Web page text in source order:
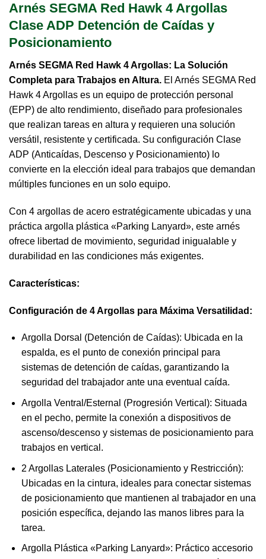
Arnés SEGMA Red Hawk 4 Argollas
Clase ADP Detención de Caídas y
Posicionamiento
Arnés SEGMA Red Hawk 4 Argollas: La Solución
Completa para Trabajos en Altura. El Arnés SEGMA Red
Hawk 4 Argollas es un equipo de protección personal
(EPP) de alto rendimiento, diseñado para profesionales
que realizan tareas en altura y requieren una solución
versátil, resistente y certificada. Su configuración Clase
ADP (Anticaídas, Descenso y Posicionamiento) lo
convierte en la elección ideal para trabajos que demandan
múltiples funciones en un solo equipo.
Con 4 argollas de acero estratégicamente ubicadas y una
práctica argolla plástica «Parking Lanyard», este arnés
ofrece libertad de movimiento, seguridad inigualable y
durabilidad en las condiciones más exigentes.
Características:
Configuración de 4 Argollas para Máxima Versatilidad:
Argolla Dorsal (Detención de Caídas): Ubicada en la
espalda, es el punto de conexión principal para
sistemas de detención de caídas, garantizando la
seguridad del trabajador ante una eventual caída.
Argolla Ventral/Esternal (Progresión Vertical): Situada
en el pecho, permite la conexión a dispositivos de
ascenso/descenso y sistemas de posicionamiento para
trabajos en vertical.
2 Argollas Laterales (Posicionamiento y Restricción):
Ubicadas en la cintura, ideales para conectar sistemas
de posicionamiento que mantienen al trabajador en una
posición específica, dejando las manos libres para la
tarea.
Argolla Plástica «Parking Lanyard»: Práctico accesorio